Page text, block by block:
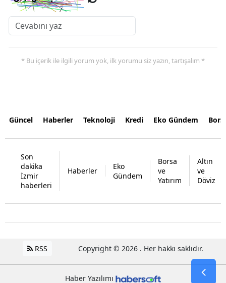
* Bu içerik ile ilgili yorum yok, ilk yorumu siz yazın, tartışalım *
Güncel Haberler Teknoloji Kredi Eko Gündem
Son
dakika
İzmir
haberleri
Haberler
Eko
Gündem
Borsa
ve
Yatırım
Altın
ve
Döviz
RSS Copyright © 2026 . Her hakkı saklıdır.
Haber Yazılımı